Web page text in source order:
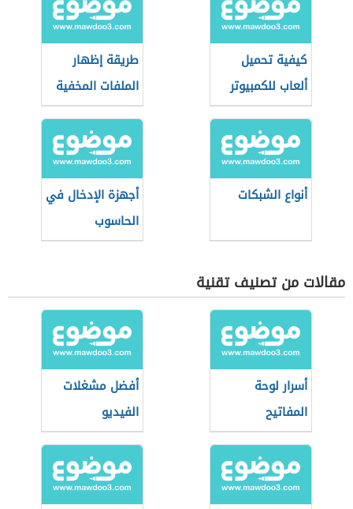
كيفية تحميل
ألعاب للكمبيوتر
طريقة إظهار
الملفات المخفية
أنواع الشبكات
أجهزة الإدخال في
الحاسوب
مقالات من تصنيف تقنية
أسرار لوحة
المفاتيح
أفضل مشغلات
الفيديو